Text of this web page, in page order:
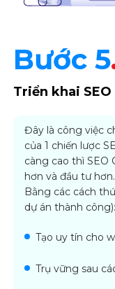
Bước 5
Triển khai
Đây là công việc
của 1 chiến lược
càng cao thì SEO
hơn và đầu tư hơn.
Bằng các cách
dự án thành công):
Tạo uy tín cho
Trụ vững sau